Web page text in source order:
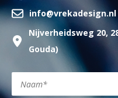
info@vrekadesign.nl
Nijverheidsweg 20,
Gouda)